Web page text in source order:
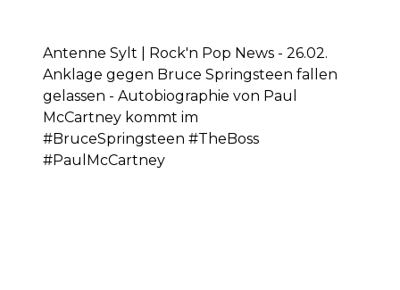
Antenne Sylt | Rock'n Pop News - 26.02.
Anklage gegen Bruce Springsteen fallen
gelassen - Autobiographie von Paul
McCartney kommt im
#BruceSpringsteen #TheBoss
#PaulMcCartney